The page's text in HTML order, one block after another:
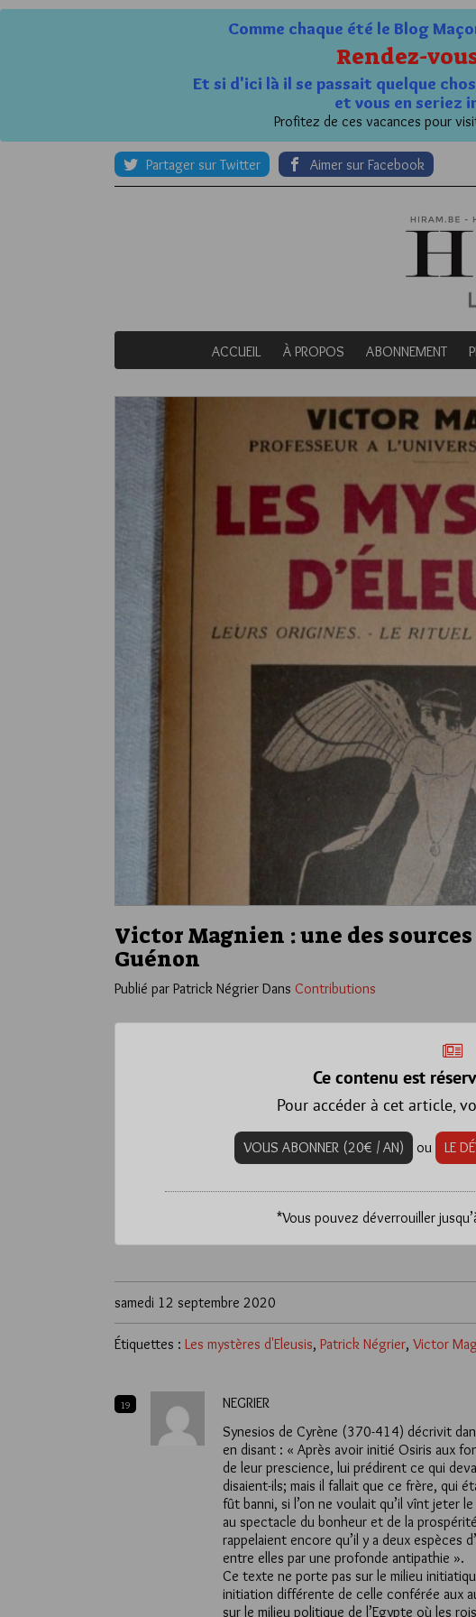
Comme chaque été le Blog
Rendez-
Et si d'ici là il se passait quelque
et vous en seriez
Profitez de ces vacances pour
Partager sur Twitter Aimer sur Facebook
ACCUEIL À PROPOS ABONNEMENT
Victor Magnien : une des
Guénon
Publié par Patrick Négrier Dans Contributions
Ce contenu est
Pour accéder à cet article,
VOUS ABONNER (20€ / AN) ou LE
*Vous pouvez déverrouiller
samedi 12 septembre 2020
Étiquettes : Les mystères d'Eleusis, Patrick Négrier, Victor
19 NEGRIER
Synesios de Cyrène (370-414) décrivit
en disant : « Après avoir initié Osiris aux
de leur prescience, lui prédirent ce qui
disaient-ils; mais il fallait que ce frère, qui
fût banni, si l’on ne voulait qu’il vînt jeter
au spectacle du bonheur et de la
rappelaient encore qu’il y a deux espèces
entre elles par une profonde antipathie ».
Ce texte ne porte pas sur le milieu
initiation différente de celle conférée aux
sur le milieu politique de l’Egypte où les